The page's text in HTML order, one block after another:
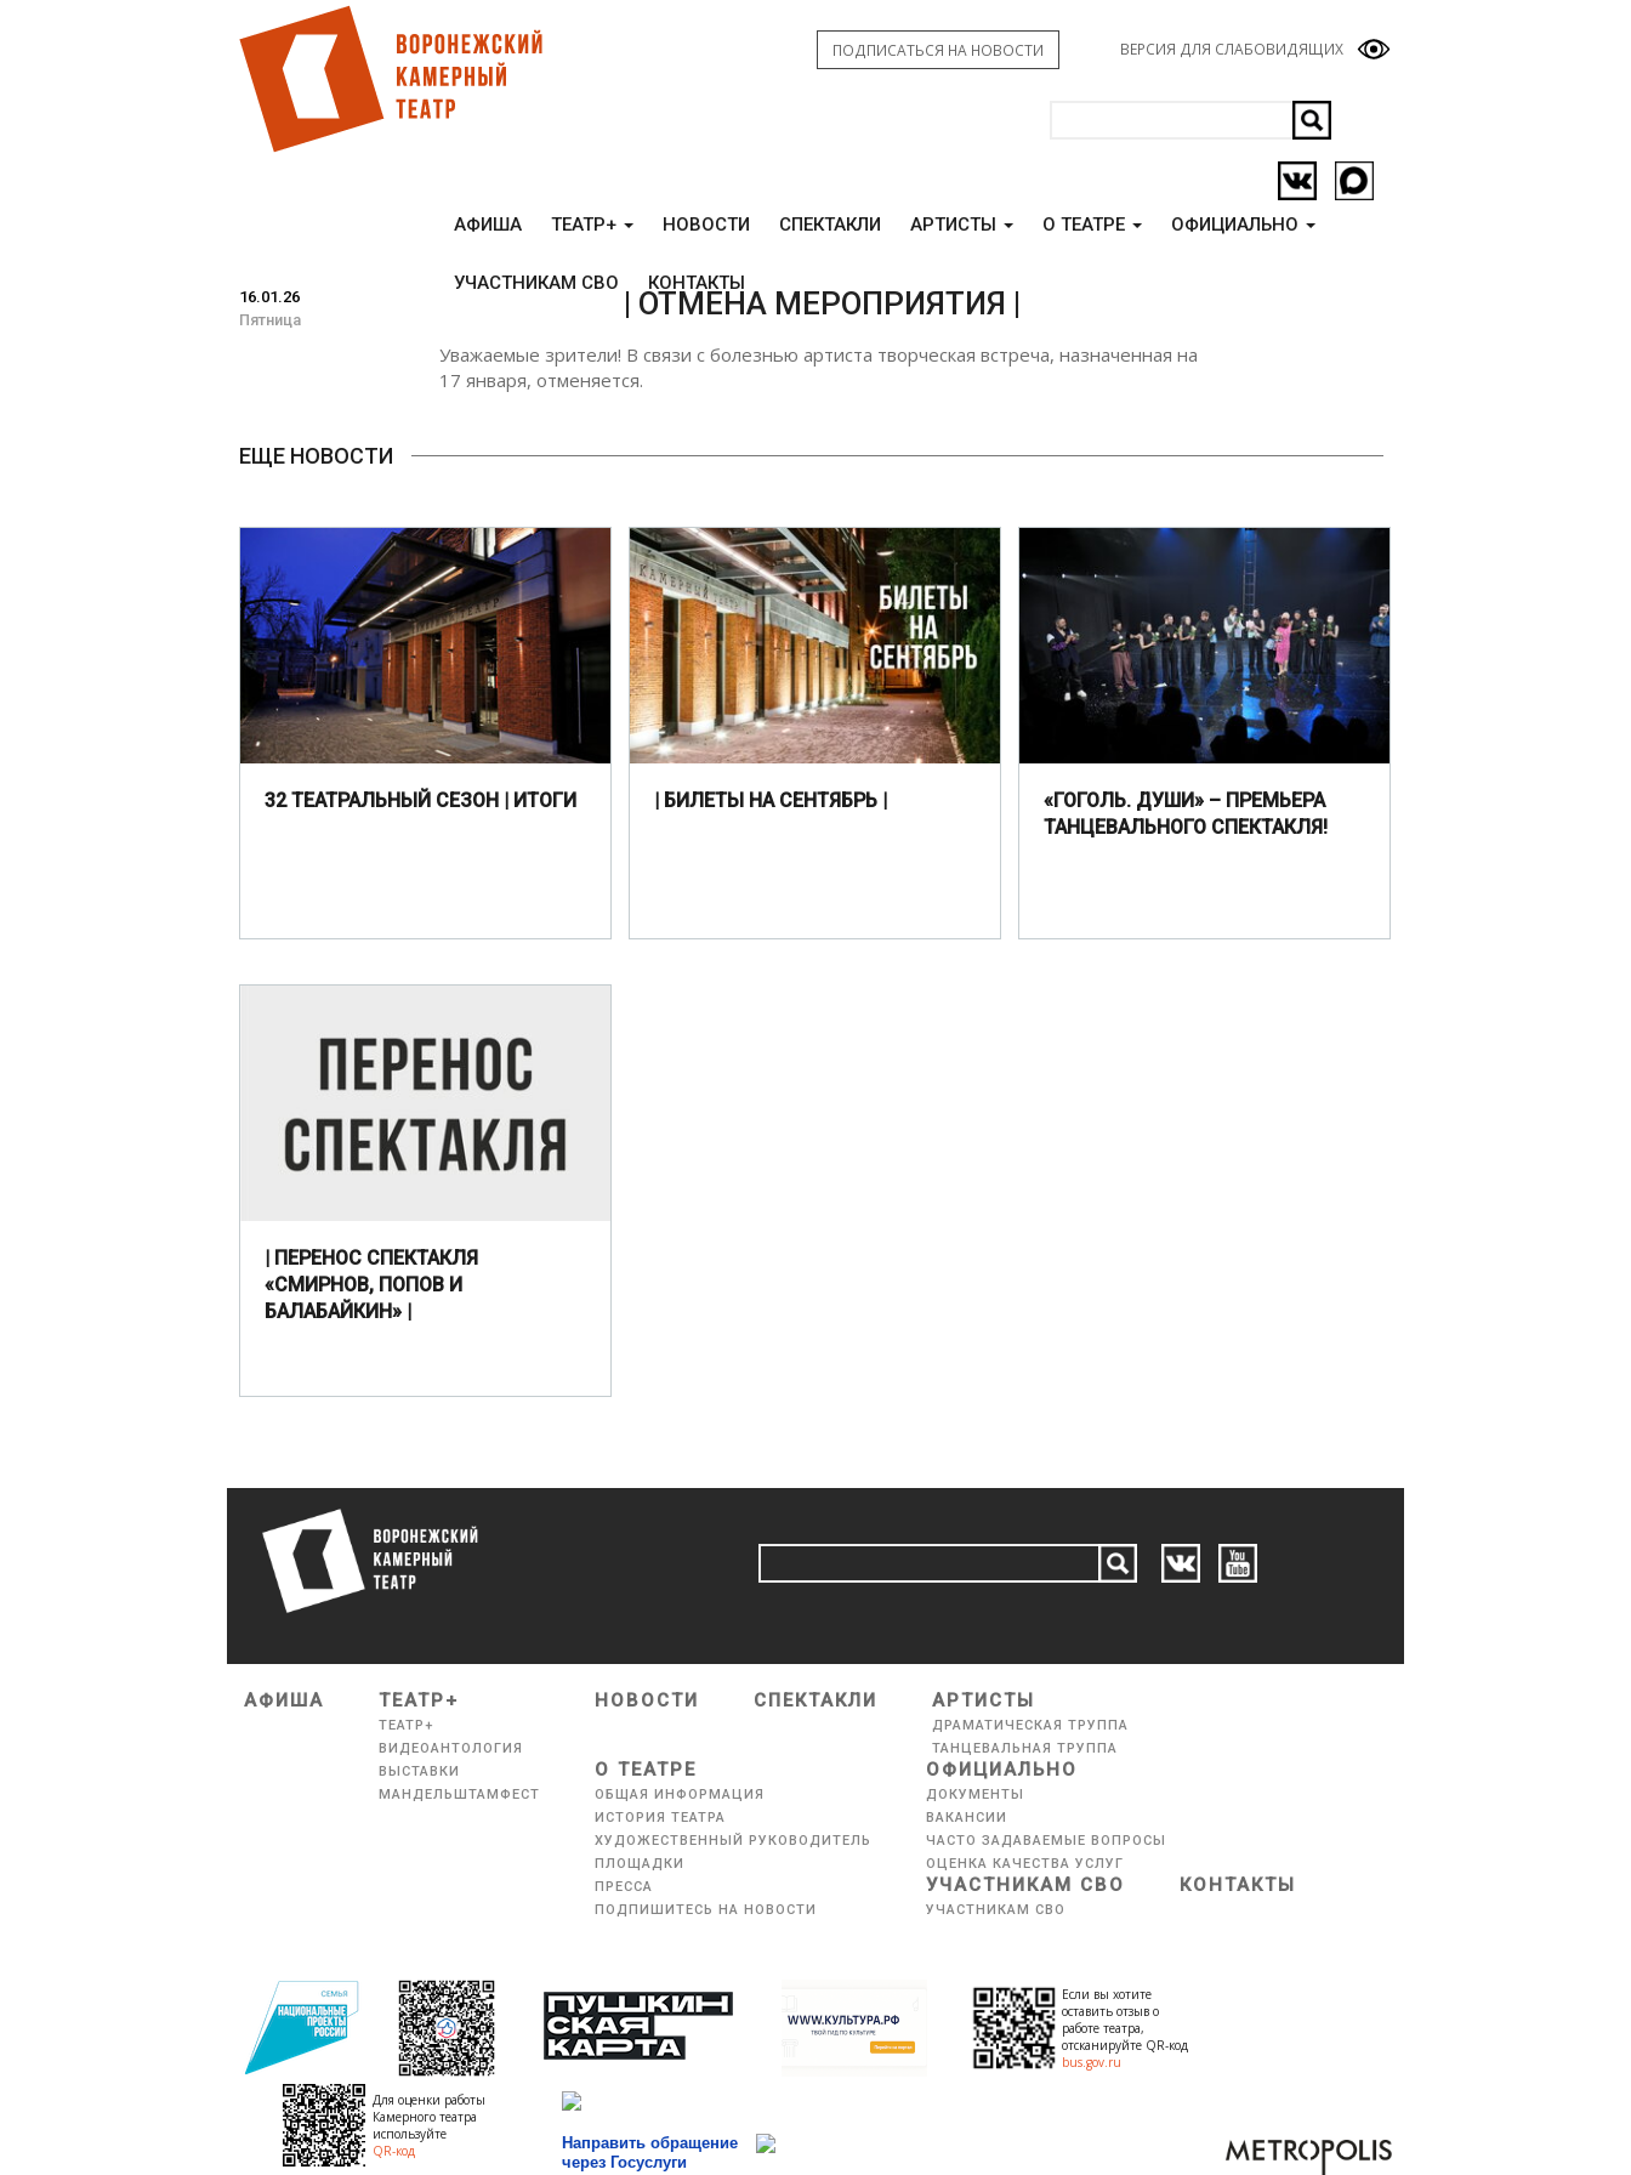
ВЕРСИЯ ДЛЯ СЛАБОВИДЯЩИХ
ПОДПИСАТЬСЯ НА НОВОСТИ
АФИША ТЕАТР+ НОВОСТИ СПЕКТАКЛИ АРТИСТЫ О ТЕАТРЕ ОФИЦИАЛЬНО
УЧАСТНИКАМ СВО КОНТАКТЫ
16.01.26
Пятница
| ОТМЕНА МЕРОПРИЯТИЯ |
Уважаемые зрители! В связи с болезнью артиста творческая встреча, назначенная на
17 января, отменяется.
ЕЩЕ НОВОСТИ
32 ТЕАТРАЛЬНЫЙ СЕЗОН | ИТОГИ | БИЛЕТЫ НА СЕНТЯБРЬ |
«ГОГОЛЬ. ДУШИ» – ПРЕМЬЕРА
ТАНЦЕВАЛЬНОГО СПЕКТАКЛЯ!
| ПЕРЕНОС СПЕКТАКЛЯ
«СМИРНОВ, ПОПОВ И
БАЛАБАЙКИН» |
АФИША ТЕАТР+
ТЕАТР+
ВИДЕОАНТОЛОГИЯ
ВЫСТАВКИ
МАНДЕЛЬШТАМФЕСТ
НОВОСТИ СПЕКТАКЛИ АРТИСТЫ
ДРАМАТИЧЕСКАЯ ТРУППА
ТАНЦЕВАЛЬНАЯ ТРУППА
О ТЕАТРЕ
ОБЩАЯ ИНФОРМАЦИЯ
ИСТОРИЯ ТЕАТРА
ХУДОЖЕСТВЕННЫЙ РУКОВОДИТЕЛЬ
ПЛОЩАДКИ
ПРЕССА
ПОДПИШИТЕСЬ НА НОВОСТИ
ОФИЦИАЛЬНО
ДОКУМЕНТЫ
ВАКАНСИИ
ЧАСТО ЗАДАВАЕМЫЕ ВОПРОСЫ
ОЦЕНКА КАЧЕСТВА УСЛУГ
УЧАСТНИКАМ СВО
УЧАСТНИКАМ СВО
КОНТАКТЫ
Если вы хотите
оставить отзыв о
работе театра,
отсканируйте QR-код
bus.gov.ru
Для оценки работы
Камерного театра
используйте
QR-код
Направить обращение
через Госуслуги